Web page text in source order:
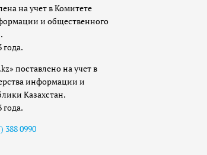
на учет в Комитете
и общественного
года.
поставлено на учет в
информации и
Казахстан.
года.
388 0990